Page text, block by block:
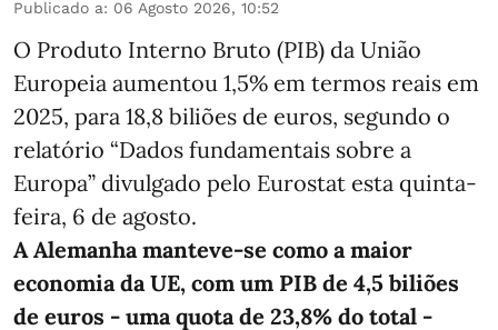
Publicado a: 06 Agosto 2026, 10:52
O Produto Interno Bruto (PIB) da União
Europeia aumentou 1,5% em termos reais em
2025, para 18,8 biliões de euros, segundo o
relatório “Dados fundamentais sobre a
Europa” divulgado pelo Eurostat esta quinta-
feira, 6 de agosto.
A Alemanha manteve‑se como a maior
economia da UE, com um PIB de 4,5 biliões
de euros - uma quota de 23,8% do total -